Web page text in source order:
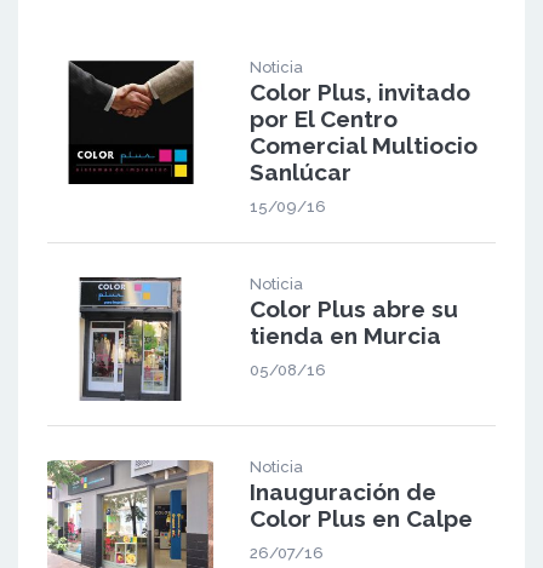
Noticia
Color Plus, invitado
por El Centro
Comercial Multiocio
Sanlúcar
15/09/16
Noticia
Color Plus abre su
tienda en Murcia
05/08/16
Noticia
Inauguración de
Color Plus en Calpe
26/07/16